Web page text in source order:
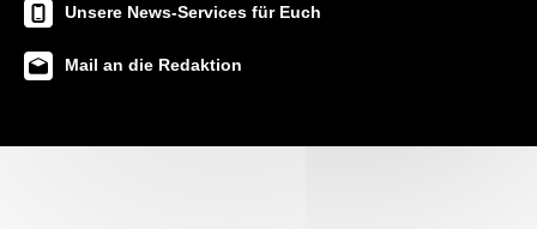
Unsere News-Services für Euch
Mail an die Redaktion